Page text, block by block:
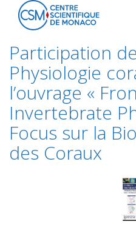
Participation
Physiologie
l’ouvrage «
Invertebrate
Focus sur la
des Coraux